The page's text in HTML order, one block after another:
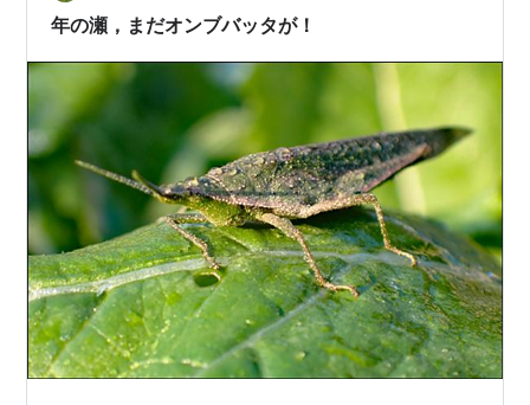
時間 かけて、来年また使用を考えながら、 程よき大きさ
年の瀬，まだオンブバッタが！